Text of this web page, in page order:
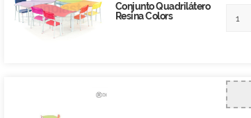
Conjunto Quadrilátero
Resina Colors